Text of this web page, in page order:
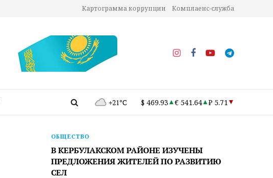
Картограмма коррупции Комплаенс-служба
+21°C $ 469.93 € 541.64 ₽ 5.71
ОБЩЕСТВО
В КЕРБУЛАКСКОМ РАЙОНЕ ИЗУЧЕНЫ
ПРЕДЛОЖЕНИЯ ЖИТЕЛЕЙ ПО РАЗВИТИЮ
СЕЛ